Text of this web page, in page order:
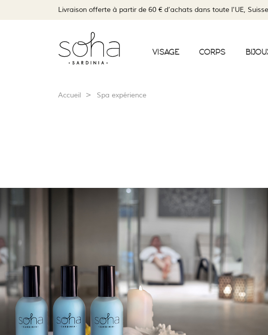
Livraison offerte à partir de 60 € d’achats dans toute l'UE,
VISAGE CORPS
Accueil Spa expérience